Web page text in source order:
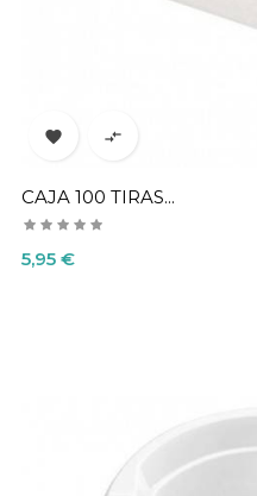
 
CAJA 100 TIRAS...
Precio
5,95 €